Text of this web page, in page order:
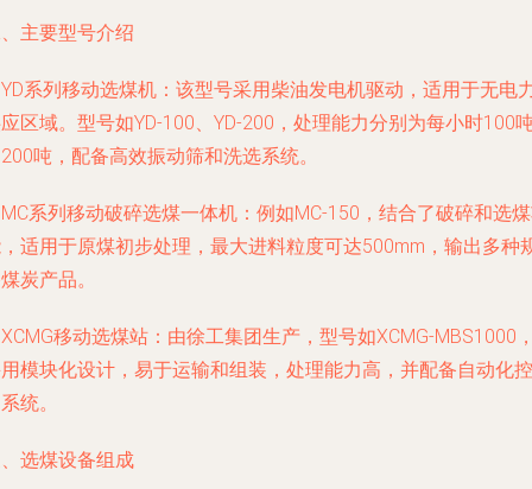
主要型号介绍
系列移动选煤机：该型号采用柴油发电机驱动，适用于无电
区域。型号如YD-100、YD-200，处理能力分别为每小时100
吨，配备高效振动筛和洗选系统。
系列移动破碎选煤一体机：例如MC-150，结合了破碎和选
适用于原煤初步处理，最大进料粒度可达500mm，输出多种
炭产品。
移动选煤站：由徐工集团生产，型号如XCMG-MBS1000
模块化设计，易于运输和组装，处理能力高，并配备自动化控
统。
选煤设备组成